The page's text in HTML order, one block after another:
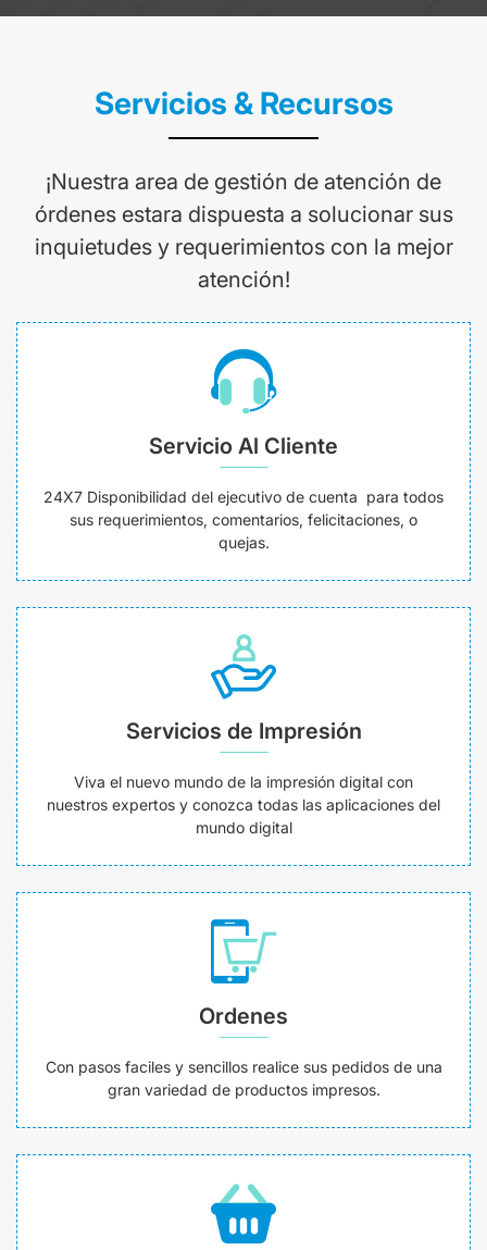
Servicios & Recursos
¡Nuestra area de gestión de atención de
órdenes estara dispuesta a solucionar sus
inquietudes y requerimientos con la mejor
atención!
Servicio Al Cliente
24X7 Disponibilidad del ejecutivo de cuenta para todos
sus requerimientos, comentarios, felicitaciones, o
quejas.
Servicios de Impresión
Viva el nuevo mundo de la impresión digital con
nuestros expertos y conozca todas las aplicaciones del
mundo digital
Ordenes
Con pasos faciles y sencillos realice sus pedidos de una
gran variedad de productos impresos.